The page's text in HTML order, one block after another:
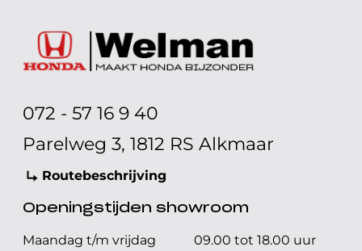
072 - 57 16 9 40
Parelweg 3, 1812 RS Alkmaar
Routebeschrijving
Openingstijden showroom
Maandag t/m vrijdag
09.00 tot 18.00 uur